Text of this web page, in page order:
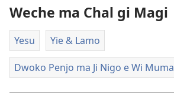
Weche ma Chal gi Magi
Yesu Yie & Lamo
Dwoko Penjo ma Ji Nigo e Wi Muma